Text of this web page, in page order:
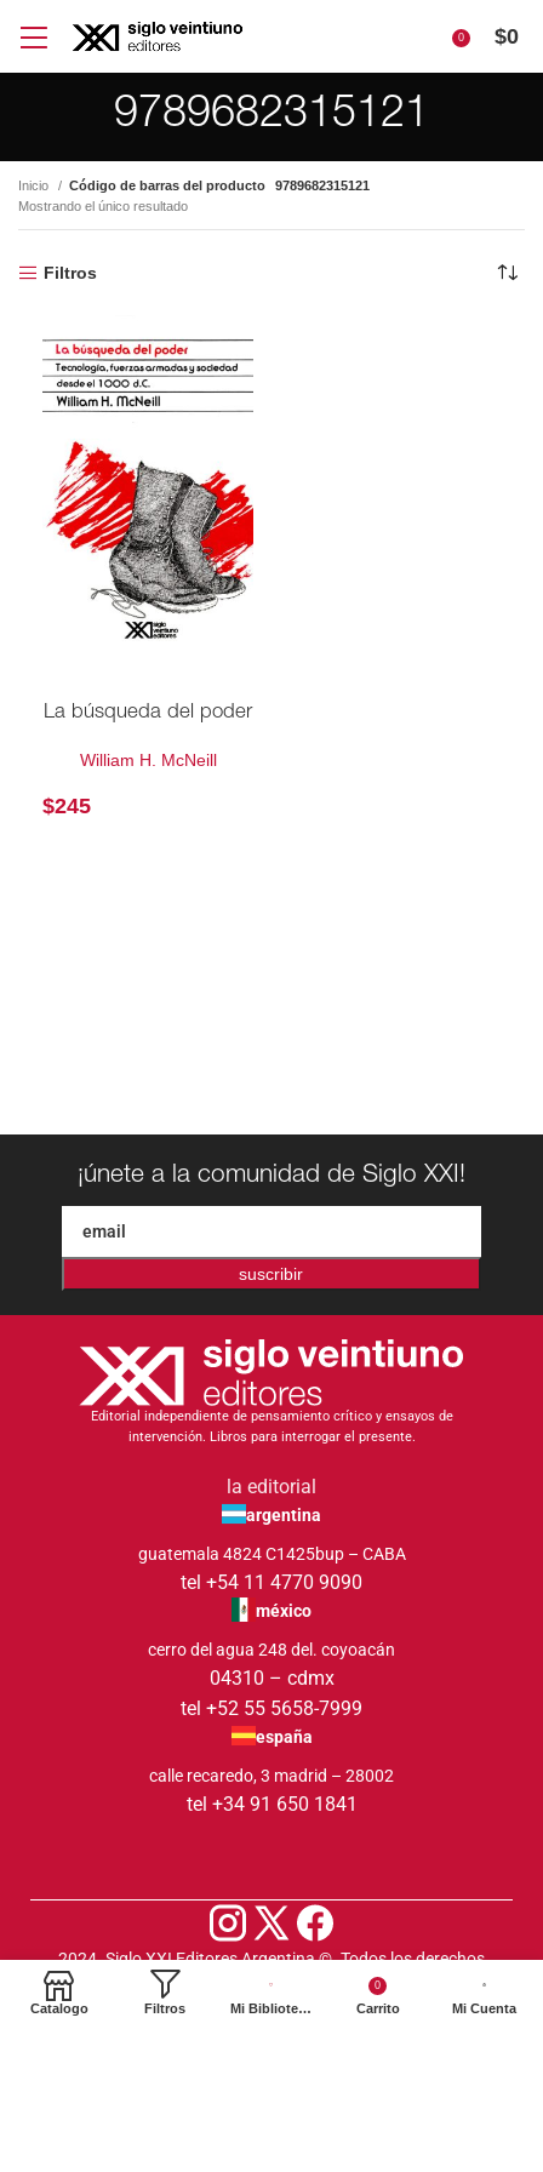
0 $0
9789682315121
Inicio Código de barras del producto
9789682315121
Mostrando el único resultado
Filtros
La búsqueda del poder
William H. McNeill
$245
¡únete a la comunidad de Siglo XXI!
suscribir
Editorial independiente de pensamiento crítico y ensayos de
intervención. Libros para interrogar el presente.
la editorial
argentina
guatemala 4824 C1425bup – CABA
tel +54 11 4770 9090
méxico
cerro del agua 248 del. coyoacán
04310 – cdmx
tel +52 55 5658-7999
españa
calle recaredo, 3 madrid – 28002
tel +34 91 650 1841
2024. Siglo XXI Editores Argentina ©️. Todos los derechos
reservados
Catalogo Filtros Mi Biblioteca
0
Carrito Mi Cuenta